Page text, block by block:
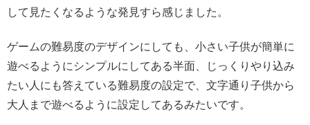
して見たくなるような発見すら感じました。
ゲームの難易度のデザインにしても、小さい子供が簡単に
遊べるようにシンプルにしてある半面、じっくりやり込み
たい人にも答えている難易度の設定で、文字通り子供から
大人まで遊べるように設定してあるみたいです。